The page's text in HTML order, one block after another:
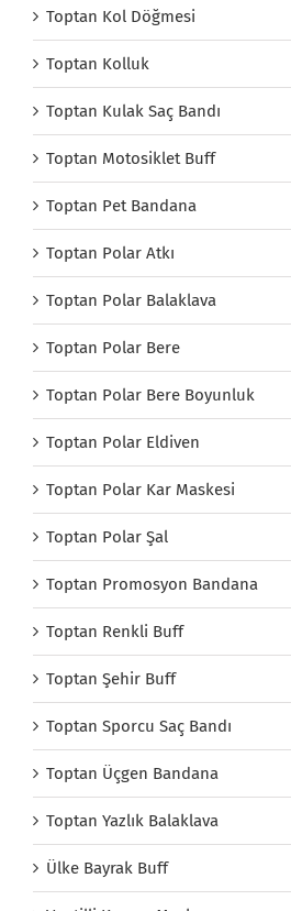
Toptan Kol Döğmesi
Toptan Kolluk
Toptan Kulak Saç Bandı
Toptan Motosiklet Buff
Toptan Pet Bandana
Toptan Polar Atkı
Toptan Polar Balaklava
Toptan Polar Bere
Toptan Polar Bere Boyunluk
Toptan Polar Eldiven
Toptan Polar Kar Maskesi
Toptan Polar Şal
Toptan Promosyon Bandana
Toptan Renkli Buff
Toptan Şehir Buff
Toptan Sporcu Saç Bandı
Toptan Üçgen Bandana
Toptan Yazlık Balaklava
Ülke Bayrak Buff